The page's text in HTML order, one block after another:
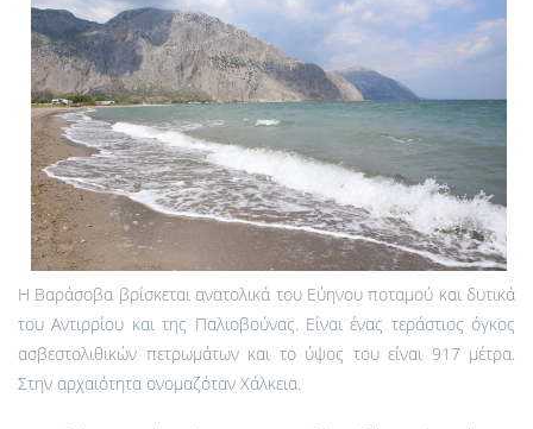
Η Βαράσοβα βρίσκεται ανατολικά του Εύηνου ποταμού και δυτικά
του Αντιρρίου και της Παλιοβούνας. Είναι ένας τεράστιος όγκος
ασβεστολιθικών πετρωμάτων και το ύψος του είναι 917 μέτρα.
Στην αρχαιότητα ονομαζόταν Χάλκεια.